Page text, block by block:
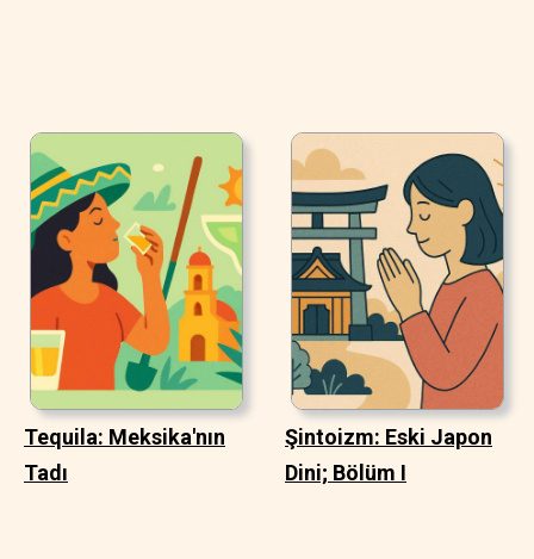
Tequila: Meksika'nın
Tadı
Şintoizm: Eski Japon
Dini; Bölüm I